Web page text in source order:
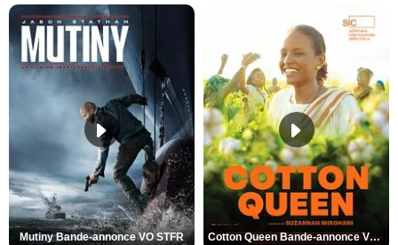
Mutiny Bande-annonce VO STFR Cotton Queen Bande-annonce VO STFR